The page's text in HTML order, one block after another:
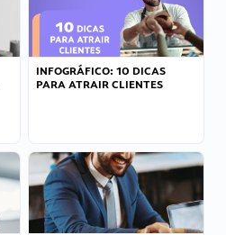
INFOGRÁFICO: 10 DICAS
PARA ATRAIR CLIENTES